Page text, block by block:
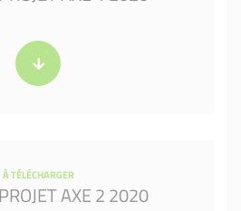
À TÉLÉCHARGER
AXE 2 2020